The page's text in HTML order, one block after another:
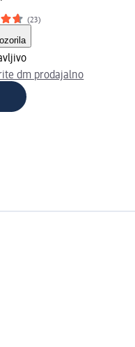
(23)
dm prodajalno